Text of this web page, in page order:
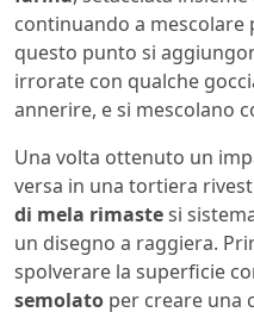
continuando a mescolare
questo punto si
irrorate con qualche
annerire, e si mescolano
Una volta ottenuto un
versa in una tortiera
di mela rimastesi
un disegno a raggiera.
spolverare la superficie
semolato per creare una